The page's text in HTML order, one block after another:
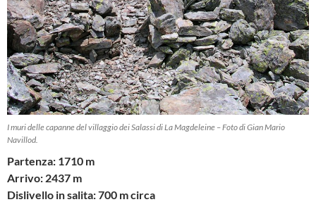
I muri delle capanne del villaggio dei Salassi di La Magdeleine – Foto di Gian Mario
Navillod.
Partenza: 1710 m
Arrivo: 2437 m
Dislivello in salita: 700 m circa